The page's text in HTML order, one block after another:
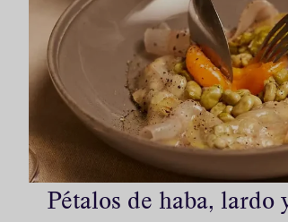
Pétalos de haba, lardo